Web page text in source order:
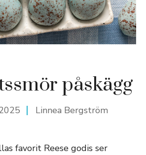
påskägg
Linnea Bergström
favorit Reese godis ser